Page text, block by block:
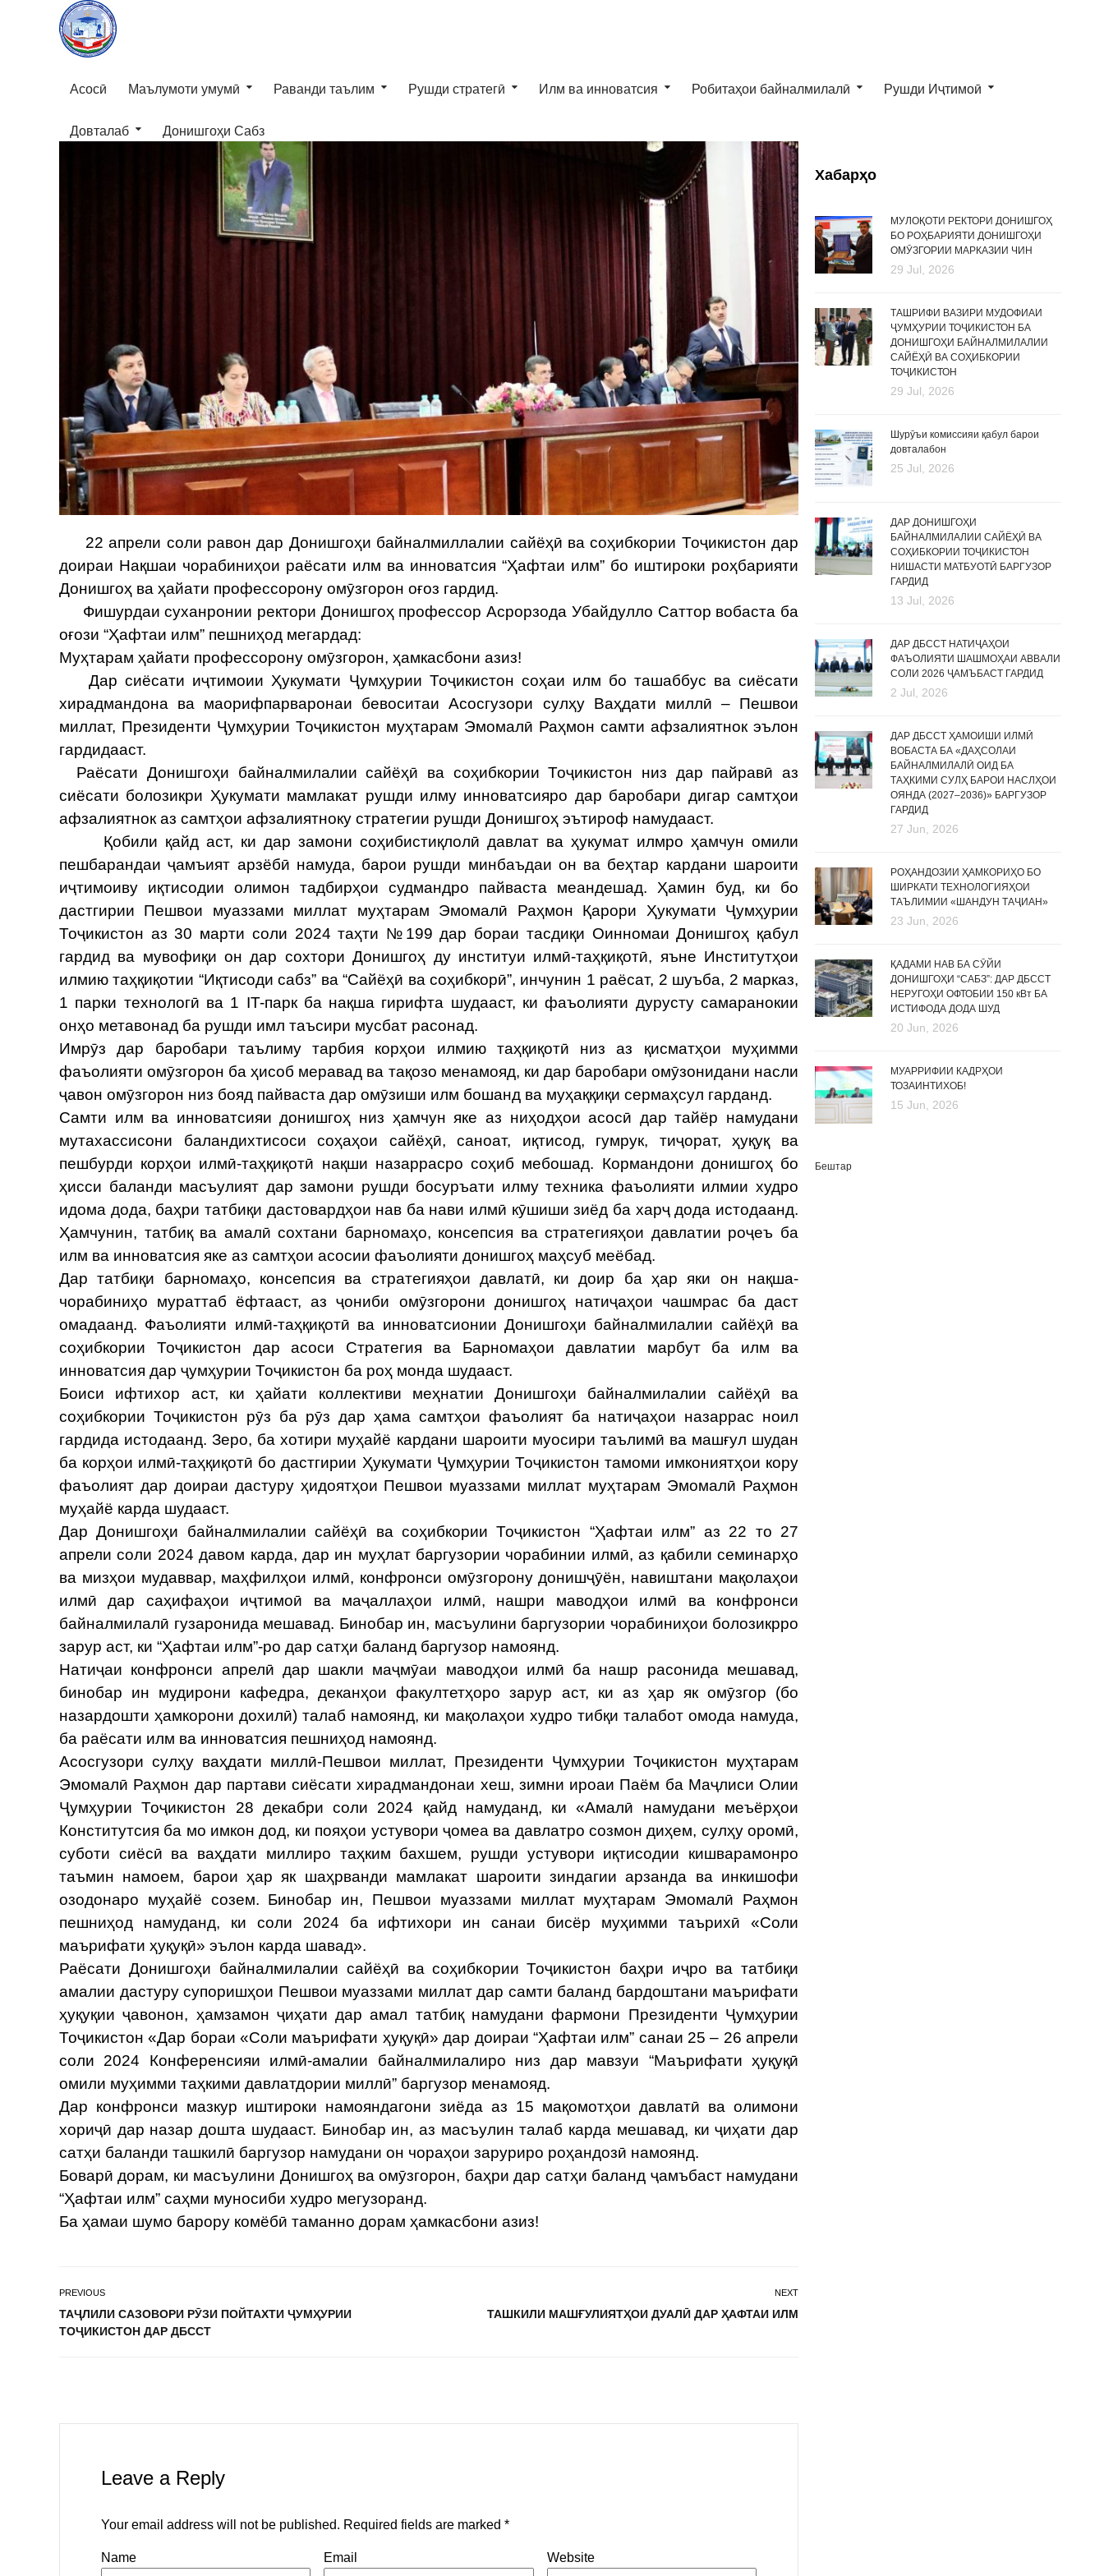
Асосӣ Маълумоти умумӣ Раванди таълим Рушди стратегӣ Илм ва инноватсия Робитаҳои байналмилалӣ Рушди Иҷтимоӣ
Довталаб Донишгоҳи Сабз
22 апрели соли равон дар Донишгоҳи байналмиллалии сайёҳӣ ва соҳибкории Тоҷикистон дар
доираи Нақшаи чорабиниҳои раёсати илм ва инноватсия “Ҳафтаи илм” бо иштироки роҳбарияти
Донишгоҳ ва ҳайати профессорону омӯзгорон оғоз гардид.
Фишурдаи суханронии ректори Донишгоҳ профессор Асрорзода Убайдулло Саттор вобаста ба
оғози “Ҳафтаи илм” пешниҳод мегардад:
Муҳтарам ҳайати профессорону омӯзгорон, ҳамкасбони азиз!
Дар сиёсати иҷтимоии Ҳукумати Ҷумҳурии Тоҷикистон соҳаи илм бо ташаббус ва сиёсати
хирадмандона ва маорифпарваронаи бевоситаи Асосгузори сулҳу Ваҳдати миллӣ – Пешвои
миллат, Президенти Ҷумҳурии Тоҷикистон муҳтарам Эмомалӣ Раҳмон самти афзалиятнок эълон
гардидааст.
Раёсати Донишгоҳи байналмилалии сайёҳӣ ва соҳибкории Тоҷикистон низ дар пайравӣ аз
сиёсати болозикри Ҳукумати мамлакат рушди илму инноватсияро дар баробари дигар самтҳои
афзалиятнок аз самтҳои афзалиятноку стратегии рушди Донишгоҳ эътироф намудааст.
Қобили қайд аст, ки дар замони соҳибистиқлолӣ давлат ва ҳукумат илмро ҳамчун омили
пешбарандаи ҷамъият арзёбӣ намуда, барои рушди минбаъдаи он ва беҳтар кардани шароити
иҷтимоиву иқтисодии олимон тадбирҳои судмандро пайваста меандешад. Ҳамин буд, ки бо
дастгирии Пешвои муаззами миллат муҳтарам Эмомалӣ Раҳмон Қарори Ҳукумати Ҷумҳурии
Тоҷикистон аз 30 марти соли 2024 таҳти №199 дар бораи тасдиқи Оинномаи Донишгоҳ қабул
гардид ва мувофиқи он дар сохтори Донишгоҳ ду институи илмӣ-таҳқиқотӣ, яъне Институтҳои
илмию таҳқиқотии “Иқтисоди сабз” ва “Сайёҳӣ ва соҳибкорӣ”, инчунин 1 раёсат, 2 шуъба, 2 марказ,
1 парки технологӣ ва 1 IT-парк ба нақша гирифта шудааст, ки фаъолияти дурусту самаранокии
онҳо метавонад ба рушди имл таъсири мусбат расонад.
Имрӯз дар баробари таълиму тарбия корҳои илмию таҳқиқотӣ низ аз қисматҳои муҳимми
фаъолияти омӯзгорон ба ҳисоб меравад ва тақозо менамояд, ки дар баробари омӯзонидани насли
ҷавон омӯзгорон низ бояд пайваста дар омӯзиши илм бошанд ва муҳаққиқи сермаҳсул гарданд.
Самти илм ва инноватсияи донишгоҳ низ ҳамчун яке аз ниҳодҳои асосӣ дар тайёр намудани
мутахассисони баландихтисоси соҳаҳои сайёҳӣ, саноат, иқтисод, гумрук, тиҷорат, ҳуқуқ ва
пешбурди корҳои илмӣ-таҳқиқотӣ нақши назаррасро соҳиб мебошад. Кормандони донишгоҳ бо
ҳисси баланди масъулият дар замони рушди босуръати илму техника фаъолияти илмии худро
идома дода, баҳри татбиқи дастовардҳои нав ба нави илмӣ кӯшиши зиёд ба харҷ дода истодаанд.
Ҳамчунин, татбиқ ва амалӣ сохтани барномаҳо, консепсия ва стратегияҳои давлатии роҷеъ ба
илм ва инноватсия яке аз самтҳои асосии фаъолияти донишгоҳ маҳсуб меёбад.
Дар татбиқи барномаҳо, консепсия ва стратегияҳои давлатӣ, ки доир ба ҳар яки он нақша-
чорабиниҳо мураттаб ёфтааст, аз ҷониби омӯзгорони донишгоҳ натиҷаҳои чашмрас ба даст
омадаанд. Фаъолияти илмӣ-таҳқиқотӣ ва инноватсионии Донишгоҳи байналмилалии сайёҳӣ ва
соҳибкории Тоҷикистон дар асоси Стратегия ва Барномаҳои давлатии марбут ба илм ва
инноватсия дар ҷумҳурии Тоҷикистон ба роҳ монда шудааст.
Боиси ифтихор аст, ки ҳайати коллективи меҳнатии Донишгоҳи байналмилалии сайёҳӣ ва
соҳибкории Тоҷикистон рӯз ба рӯз дар ҳама самтҳои фаъолият ба натиҷаҳои назаррас ноил
гардида истодаанд. Зеро, ба хотири муҳайё кардани шароити муосири таълимӣ ва машғул шудан
ба корҳои илмӣ-таҳқиқотӣ бо дастгирии Ҳукумати Ҷумҳурии Тоҷикистон тамоми имкониятҳои кору
фаъолият дар доираи дастуру ҳидоятҳои Пешвои муаззами миллат муҳтарам Эмомалӣ Раҳмон
муҳайё карда шудааст.
Дар Донишгоҳи байналмилалии сайёҳӣ ва соҳибкории Тоҷикистон “Ҳафтаи илм” аз 22 то 27
апрели соли 2024 давом карда, дар ин муҳлат баргузории чорабинии илмӣ, аз қабили семинарҳо
ва мизҳои мудаввар, маҳфилҳои илмӣ, конфронси омӯзгорону донишҷӯён, навиштани мақолаҳои
илмӣ дар саҳифаҳои иҷтимоӣ ва маҷаллаҳои илмӣ, нашри маводҳои илмӣ ва конфронси
байналмилалӣ гузаронида мешавад. Бинобар ин, масъулини баргузории чорабиниҳои болозикрро
зарур аст, ки “Ҳафтаи илм”-ро дар сатҳи баланд баргузор намоянд.
Натиҷаи конфронси апрелӣ дар шакли маҷмӯаи маводҳои илмӣ ба нашр расонида мешавад,
бинобар ин мудирони кафедра, деканҳои факултетҳоро зарур аст, ки аз ҳар як омӯзгор (бо
назардошти ҳамкорони дохилӣ) талаб намоянд, ки мақолаҳои худро тибқи талабот омода намуда,
ба раёсати илм ва инноватсия пешниҳод намоянд.
Асосгузори сулҳу ваҳдати миллӣ-Пешвои миллат, Президенти Ҷумҳурии Тоҷикистон муҳтарам
Эмомалӣ Раҳмон дар партави сиёсати хирадмандонаи хеш, зимни ироаи Паём ба Маҷлиси Олии
Ҷумҳурии Тоҷикистон 28 декабри соли 2024 қайд намуданд, ки «Амалӣ намудани меъёрҳои
Конститутсия ба мо имкон дод, ки пояҳои устувори ҷомеа ва давлатро созмон диҳем, сулҳу оромӣ,
суботи сиёсӣ ва ваҳдати миллиро таҳким бахшем, рушди устувори иқтисодии кишварамонро
таъмин намоем, барои ҳар як шаҳрванди мамлакат шароити зиндагии арзанда ва инкишофи
озодонаро муҳайё созем. Бинобар ин, Пешвои муаззами миллат муҳтарам Эмомалӣ Раҳмон
пешниҳод намуданд, ки соли 2024 ба ифтихори ин санаи бисёр муҳимми таърихӣ «Соли
маърифати ҳуқуқӣ» эълон карда шавад».
Раёсати Донишгоҳи байналмилалии сайёҳӣ ва соҳибкории Тоҷикистон баҳри иҷро ва татбиқи
амалии дастуру супоришҳои Пешвои муаззами миллат дар самти баланд бардоштани маърифати
ҳуқуқии ҷавонон, ҳамзамон ҷиҳати дар амал татбиқ намудани фармони Президенти Ҷумҳурии
Тоҷикистон «Дар бораи «Соли маърифати ҳуқуқӣ» дар доираи “Ҳафтаи илм” санаи 25 – 26 апрели
соли 2024 Конференсияи илмӣ-амалии байналмилалиро низ дар мавзуи “Маърифати ҳуқуқӣ
омили муҳимми таҳкими давлатдории миллӣ” баргузор менамояд.
Дар конфронси мазкур иштироки намояндагони зиёда аз 15 мақомотҳои давлатӣ ва олимони
хориҷӣ дар назар дошта шудааст. Бинобар ин, аз масъулин талаб карда мешавад, ки ҷиҳати дар
сатҳи баланди ташкилӣ баргузор намудани он чораҳои заруриро роҳандозӣ намоянд.
Боварӣ дорам, ки масъулини Донишгоҳ ва омӯзгорон, баҳри дар сатҳи баланд ҷамъбаст намудани
“Ҳафтаи илм” саҳми муносиби худро мегузоранд.
Ба ҳамаи шумо барору комёбӣ таманно дорам ҳамкасбони азиз!
PREVIOUS
ТАҶЛИЛИ САЗОВОРИ РӮЗИ ПОЙТАХТИ ҶУМҲУРИИ
ТОҶИКИСТОН ДАР ДБССТ
NEXT
ТАШКИЛИ МАШҒУЛИЯТҲОИ ДУАЛӢ ДАР ҲАФТАИ ИЛМ
Leave a Reply
Your email address will not be published. Required fields are marked *
Name Email Website
Хабарҳо
МУЛОҚОТИ РЕКТОРИ ДОНИШГОҲ
БО РОҲБАРИЯТИ ДОНИШГОҲИ
ОМӮЗГОРИИ МАРКАЗИИ ЧИН
29 Jul, 2026
ТАШРИФИ ВАЗИРИ МУДОФИАИ
ҶУМҲУРИИ ТОҶИКИСТОН БА
ДОНИШГОҲИ БАЙНАЛМИЛАЛИИ
САЙЁҲӢ ВА СОҲИБКОРИИ
ТОҶИКИСТОН
29 Jul, 2026
Шурӯъи комиссияи қабул барои
довталабон
25 Jul, 2026
ДАР ДОНИШГОҲИ
БАЙНАЛМИЛАЛИИ САЙЁҲӢ ВА
СОҲИБКОРИИ ТОҶИКИСТОН
НИШАСТИ МАТБУОТӢ БАРГУЗОР
ГАРДИД
13 Jul, 2026
ДАР ДБССТ НАТИҶАҲОИ
ФАЪОЛИЯТИ ШАШМОҲАИ АВВАЛИ
СОЛИ 2026 ҶАМЪБАСТ ГАРДИД
2 Jul, 2026
ДАР ДБССТ ҲАМОИШИ ИЛМӢ
ВОБАСТА БА «ДАҲСОЛАИ
БАЙНАЛМИЛАЛӢ ОИД БА
ТАҲКИМИ СУЛҲ БАРОИ НАСЛҲОИ
ОЯНДА (2027–2036)» БАРГУЗОР
ГАРДИД
27 Jun, 2026
РОҲАНДОЗИИ ҲАМКОРИҲО БО
ШИРКАТИ ТЕХНОЛОГИЯҲОИ
ТАЪЛИМИИ «ШАНДУН ТАҶИАН»
23 Jun, 2026
ҚАДАМИ НАВ БА СӮЙИ
ДОНИШГОҲИ “САБЗ”: ДАР ДБССТ
НЕРУГОҲИ ОФТОБИИ 150 кВт БА
ИСТИФОДА ДОДА ШУД
20 Jun, 2026
МУАРРИФИИ КАДРҲОИ
ТОЗАИНТИХОБ!
15 Jun, 2026
Бештар